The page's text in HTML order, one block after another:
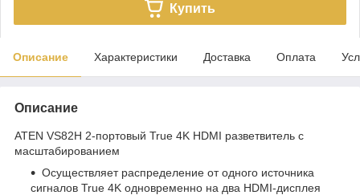
Купить
Описание Характеристики Доставка Оплата
Описание
ATEN VS82H 2-портовый True 4K HDMI разветвитель с
масштабированием
Осуществляет распределение от одного источника
сигналов True 4K одновременно на два HDMI-дисплея